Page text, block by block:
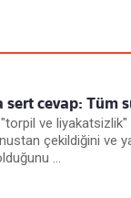
cevap: Tüm
ve liyakatsizlik"
çekildiğini ve
...